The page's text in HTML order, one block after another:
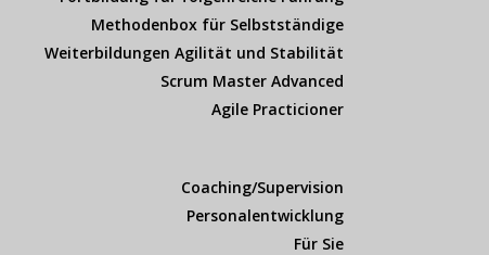
Methodenbox für Selbstständige
Weiterbildungen Agilität und Stabilität
Scrum Master Advanced
Agile Practicioner
Coaching/Supervision
Personalentwicklung
Für Sie